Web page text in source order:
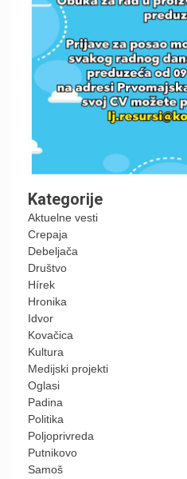
Kategorije
Aktuelne vesti
Crepaja
Debeljača
Društvo
Hírek
Hronika
Idvor
Kovačica
Kultura
Medijski projekti
Oglasi
Padina
Politika
Poljoprivreda
Putnikovo
Samoš